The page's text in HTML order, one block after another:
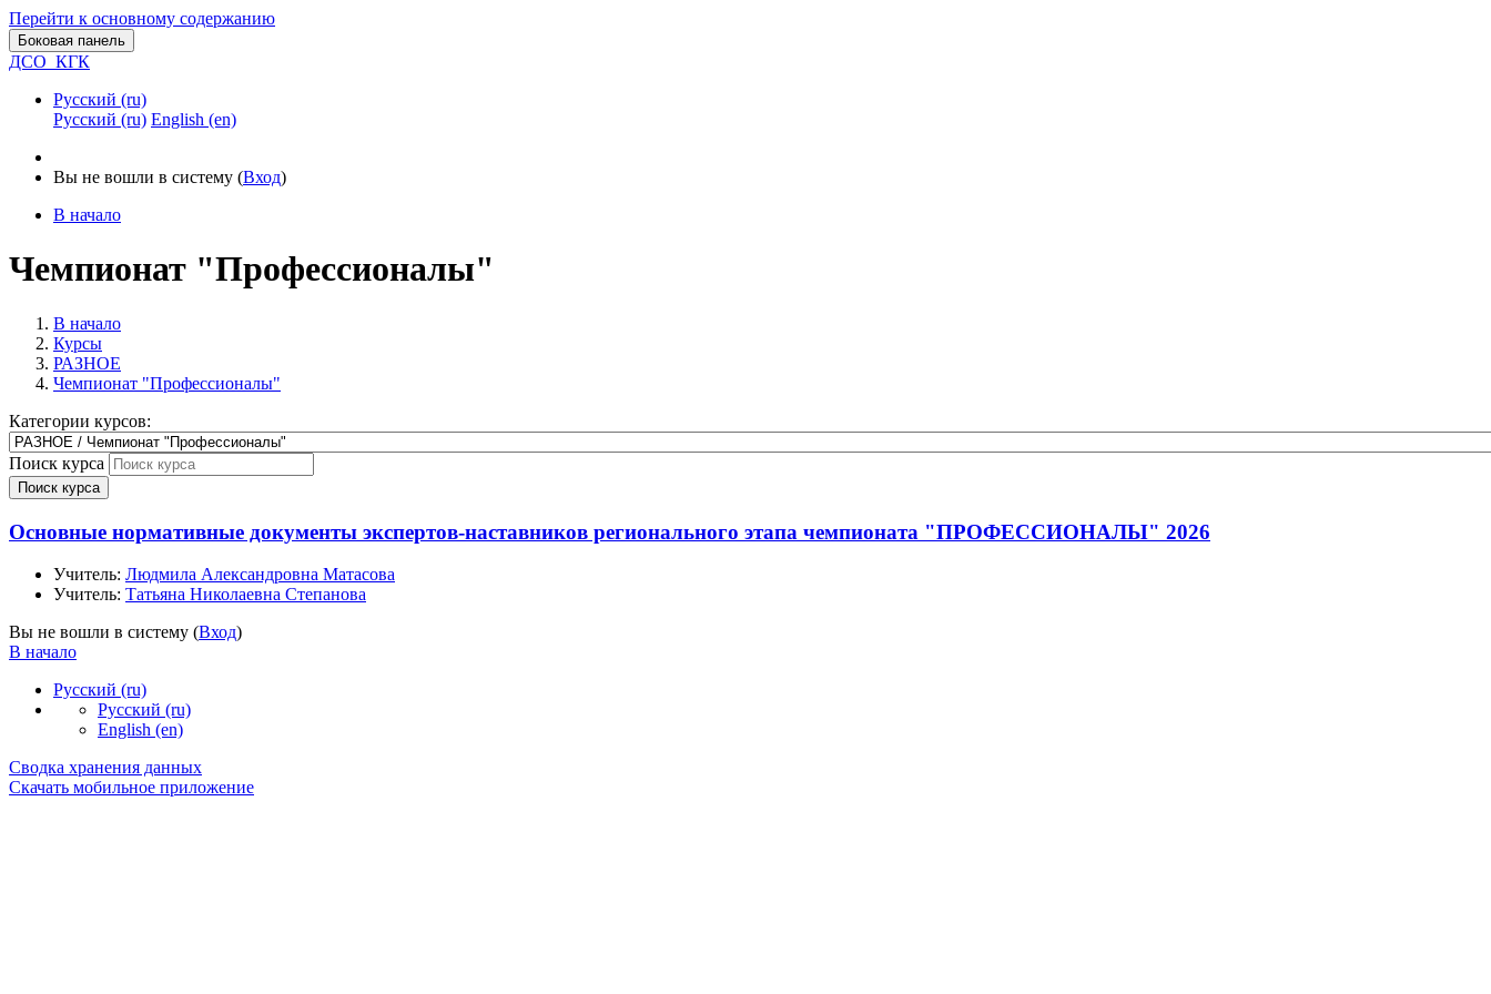
Перейти к основному содержанию
Боковая панель
ДСО_КГК
Русский ‎(ru)‎
Русский ‎(ru)‎ English ‎(en)‎
Вы не вошли в систему (Вход)
В начало
Чемпионат "Профессионалы"
В начало
Курсы
РАЗНОЕ
Чемпионат "Профессионалы"
Категории курсов:
Поиск курса
Поиск курса
Основные нормативные документы экспертов-наставников регионального этапа чемпионата "ПРОФЕССИОНАЛЫ" 2026
Учитель: Людмила Александровна Матасова
Учитель: Татьяна Николаевна Степанова
Вы не вошли в систему (Вход)
В начало
Русский ‎(ru)‎
Русский ‎(ru)‎
English ‎(en)‎
Сводка хранения данных
Скачать мобильное приложение